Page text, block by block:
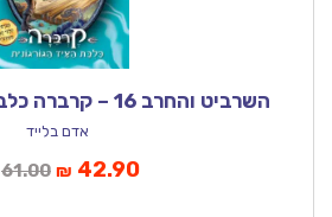
השרביט והחרב 16 – קרברה כלבת הציד הגורגונית
אדם בלייד
61.00המחיר
₪ 42.90המחיר